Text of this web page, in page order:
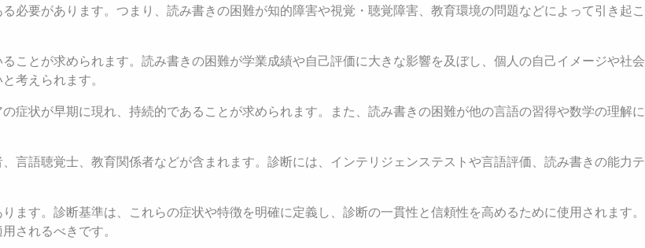
必要があります。つまり、読み書きの困難が知的障害や視覚・聴覚障害、教育環境の問題などによって引き起こ
ことが求められます。読み書きの困難が学業成績や自己評価に大きな影響を及ぼし、個人の自己イメージや社会
考えられます。
症状が早期に現れ、持続的であることが求められます。また、読み書きの困難が他の言語の習得や数学の理解に
言語聴覚士、教育関係者などが含まれます。診断には、インテリジェンステストや言語評価、読み書きの能力テ
ます。診断基準は、これらの症状や特徴を明確に定義し、診断の一貫性と信頼性を高めるために使用されます。
されるべきです。